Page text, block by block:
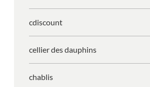
cdiscount
cellier des dauphins
chablis